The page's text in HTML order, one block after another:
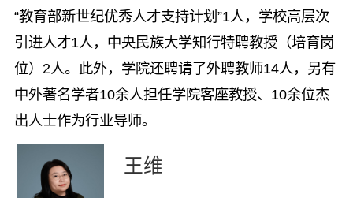
“教育部新世纪优秀人才支持计划”1人，学校高层次
引进人才1人，中央民族大学知行特聘教授（培育岗
位）2人。此外，学院还聘请了外聘教师14人，另有
中外著名学者10余人担任学院客座教授、10余位杰
出人士作为行业导师。
王维